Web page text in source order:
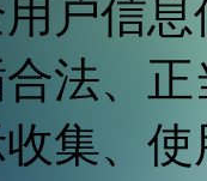
用户信
法、
集、